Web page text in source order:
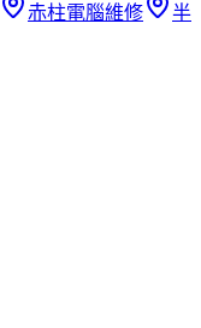
赤柱電腦維修
半